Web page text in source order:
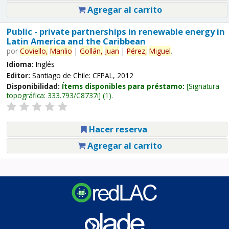
Agregar al carrito
Public - private partnerships in renewable energy in
Latin America and the Caribbean
por Coviello, Manlio | Gollán, Juan | Pérez, Miguel.
Idioma: Inglés
Editor: Santiago de Chile: CEPAL, 2012
Disponibilidad: Ítems disponibles para préstamo: Signatura
topográfica: 333.793/C8737i (1).
Hacer reserva
Agregar al carrito